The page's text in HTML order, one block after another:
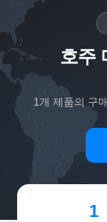
호주
1개 제품의 구
1